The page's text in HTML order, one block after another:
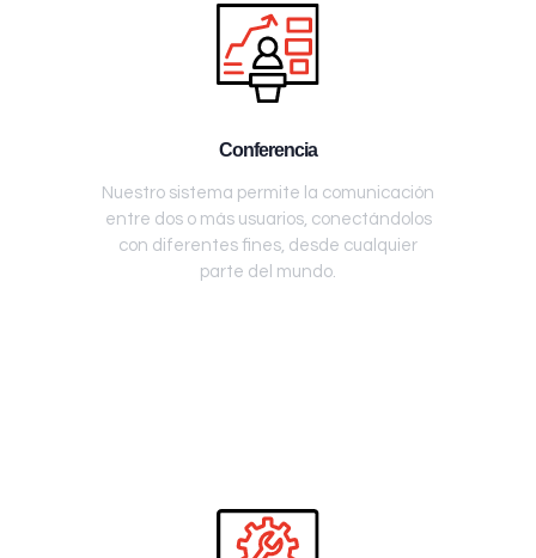
Conferencia
Nuestro sistema permite la comunicación
entre dos o más usuarios, conectándolos
con diferentes fines, desde cualquier
parte del mundo.